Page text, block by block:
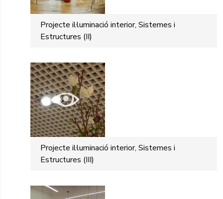
Projecte il·luminació interior, Sistemes i
Estructures (II)
Projecte il·luminació interior, Sistemes i
Estructures (III)